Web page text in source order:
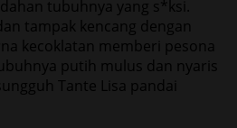
tubuhnya yang s*ksi.
tampak kencang dengan
kecoklatan memberi pesona
putih mulus dan nyaris
Tante Lisa pandai